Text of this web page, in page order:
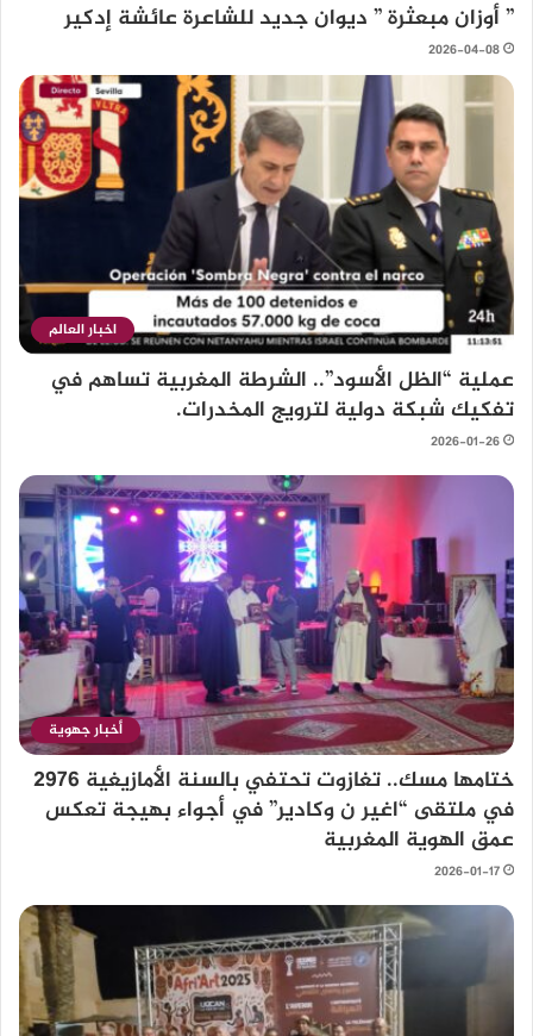
” أوزان مبعثرة ” ديوان جديد للشاعرة عائشة إدكير
2026-04-08
اخبار العالم
عملية “الظل الأسود”.. الشرطة المغربية تساهم في
تفكيك شبكة دولية لترويج المخدرات.
2026-01-26
أخبار جهوية
ختامها مسك.. تغازوت تحتفي بالسنة الأمازيغية 2976
في ملتقى “اغير ن وكادير” في أجواء بهيجة تعكس
عمق الهوية المغربية
2026-01-17